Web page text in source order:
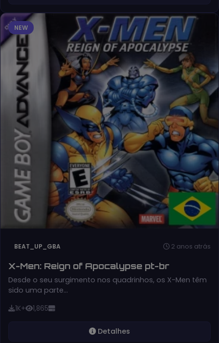
NEW
BEAT_UP_GBA 2 anos atrás
X-Men: Reign of Apocalypse pt-br
Desde o seu surgimento nos quadrinhos, os X-Men têm
sido uma parte…
1K+ 1,865
Detalhes